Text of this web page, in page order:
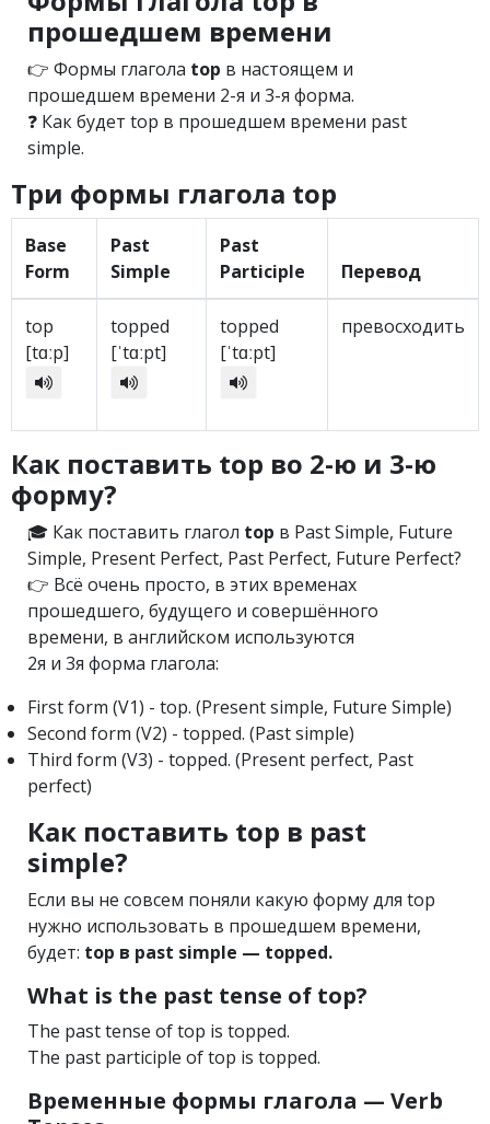
прошедшем времени
👉 Формы глагола top в настоящем и
прошедшем времени 2-я и 3-я форма.
❓ Как будет top в прошедшем времени past
simple.
Три формы глагола top
Base
Form
Past
Simple
Past
Participle
Перевод
top
[tɑːp]
topped
[ˈtɑːpt]
topped
[ˈtɑːpt]
превосходить
Как поставить top во 2-ю и 3-ю
форму?
🎓 Как поставить глагол top в Past Simple, Future
Simple, Present Perfect, Past Perfect, Future Perfect?
👉 Всё очень просто, в этих временах
прошедшего, будущего и совершённого
времени, в английском используются
2я и 3я форма глагола:
First form (V1) - top. (Present simple, Future Simple)
Second form (V2) - topped. (Past simple)
Third form (V3) - topped. (Present perfect, Past
perfect)
Как поставить top в past
simple?
Если вы не совсем поняли какую форму для top
нужно использовать в прошедшем времени,
будет: top в past simple — topped.
What is the past tense of top?
The past tense of top is topped.
The past participle of top is topped.
Временные формы глагола — Verb